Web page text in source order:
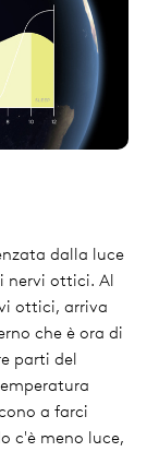
dalla luce
nervi ottici. Al
ottici, arriva
che è ora di
parti del
a farci
c'è meno luce,